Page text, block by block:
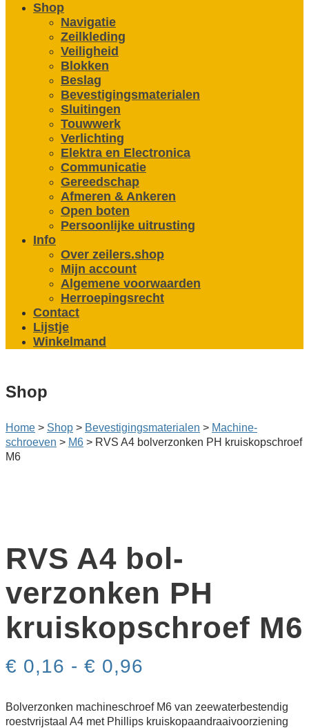
Shop
Navigatie
Zeilkleding
Veiligheid
Blokken
Beslag
Bevestigings­­materialen
Sluitingen
Touwwerk
Verlichting
Elektra en Electronica
Communicatie
Gereedschap
Afmeren & Ankeren
Open boten
Persoonlijke uitrusting
Info
Over zeilers.shop
Mijn account
Algemene voorwaarden
Herroepingsrecht
Contact
Lijstje
Winkelmand
Shop
Home > Shop > Bevestigings­­materialen > Machine­
schroeven > M6 > RVS A4 bol­verzonken PH kruiskop­schroef
M6
RVS A4 bol­
verzonken PH
kruiskop­schroef M6
€ 0,16 - € 0,96
€ 0,96
Bolverzonken machineschroef M6 van zeewaterbestendig
roestvrijstaal A4 met Phillips kruiskopaandraaivoorziening